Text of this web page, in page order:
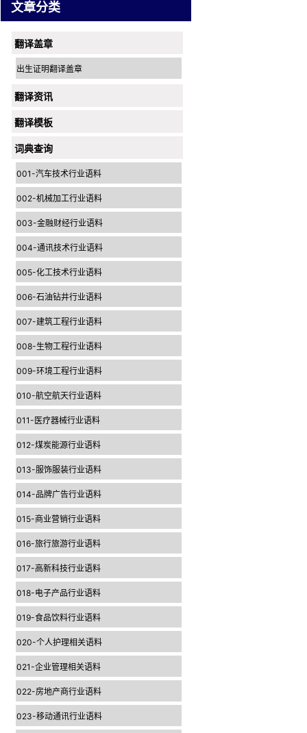
文章分类
翻译盖章
出生证明翻译盖章
翻译资讯
翻译模板
词典查询
001-汽车技术行业语料
002-机械加工行业语料
003-金融财经行业语料
004-通讯技术行业语料
005-化工技术行业语料
006-石油钻井行业语料
007-建筑工程行业语料
008-生物工程行业语料
009-环境工程行业语料
010-航空航天行业语料
011-医疗器械行业语料
012-煤炭能源行业语料
013-服饰服装行业语料
014-品牌广告行业语料
015-商业营销行业语料
016-旅行旅游行业语料
017-高新科技行业语料
018-电子产品行业语料
019-食品饮料行业语料
020-个人护理相关语料
021-企业管理相关语料
022-房地产商行业语料
023-移动通讯行业语料